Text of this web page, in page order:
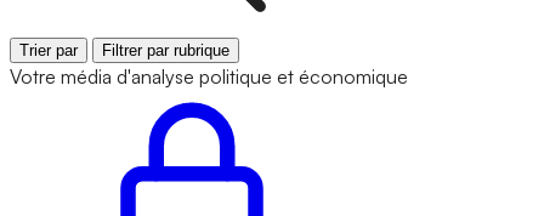
Trier par Filtrer par rubrique
Votre média d'analyse politique et économique